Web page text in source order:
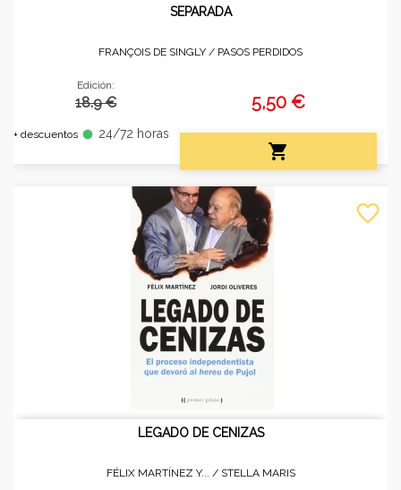
SEPARADA
FRANÇOIS DE SINGLY / PASOS PERDIDOS
Edición:
18.9 €
+ descuentos fiber_manual_record 24/72 horas
5,50 €

LEGADO DE CENIZAS
FÉLIX MARTÍNEZ Y... / STELLA MARIS
favorite_border